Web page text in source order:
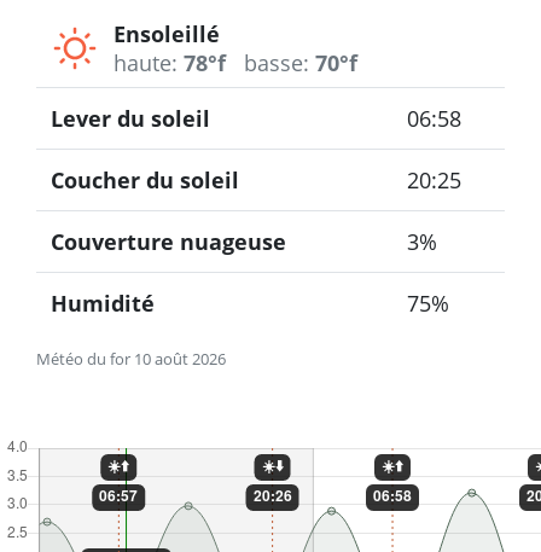
Ensoleillé
haute: 78°f basse: 70°f
Météo du for 10 août 2026
Lever du soleil 06:58
Coucher du soleil 20:25
Couverture nuageuse 3%
Humidité 75%